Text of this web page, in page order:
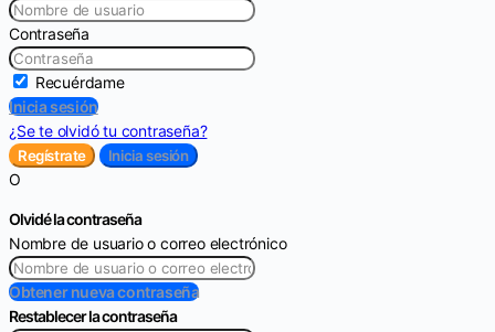
Contraseña
Recuérdame
Inicia sesión
¿Se te olvidó tu contraseña?
Regístrate Inicia sesión
O
Olvidé la contraseña
Nombre de usuario o correo electrónico
Obtener nueva contraseña
Restablecer la contraseña